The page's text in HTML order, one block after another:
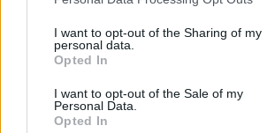
I want to opt-out of the Sharing of my
personal data.
Opted In
I want to opt-out of the Sale of my
Personal Data.
Opted In
Photo 4/11
Στιγμιότυπο από την παράσταση.